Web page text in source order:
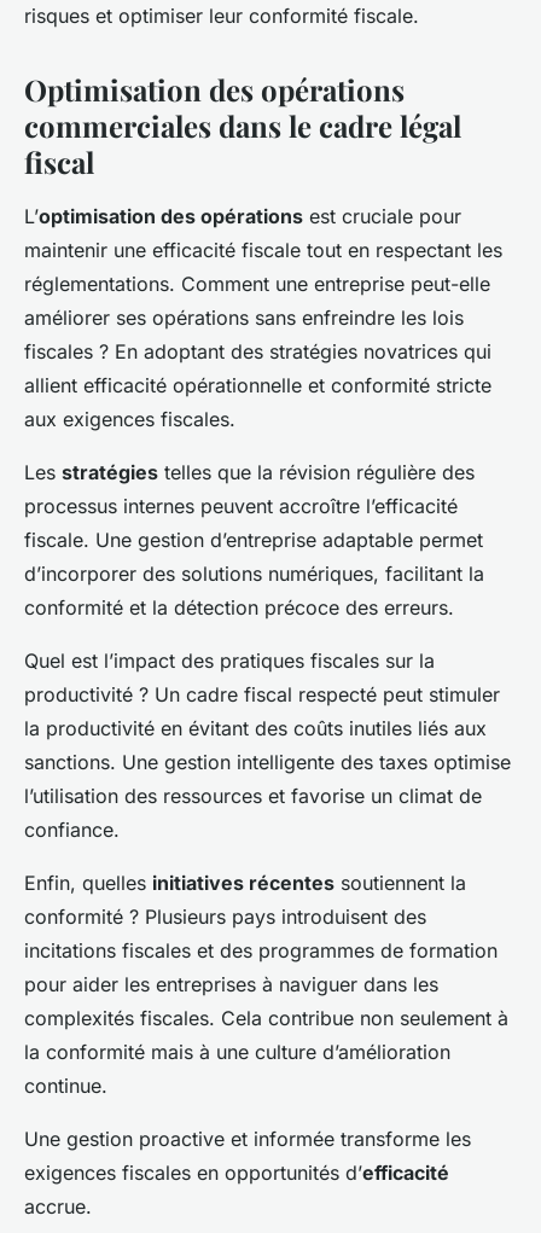
risques et optimiser leur conformité fiscale.
Optimisation des opérations
commerciales dans le cadre légal
fiscal
L’optimisation des opérations est cruciale pour
maintenir une efficacité fiscale tout en respectant les
réglementations. Comment une entreprise peut-elle
améliorer ses opérations sans enfreindre les lois
fiscales ? En adoptant des stratégies novatrices qui
allient efficacité opérationnelle et conformité stricte
aux exigences fiscales.
Les stratégies telles que la révision régulière des
processus internes peuvent accroître l’efficacité
fiscale. Une gestion d’entreprise adaptable permet
d’incorporer des solutions numériques, facilitant la
conformité et la détection précoce des erreurs.
Quel est l’impact des pratiques fiscales sur la
productivité ? Un cadre fiscal respecté peut stimuler
la productivité en évitant des coûts inutiles liés aux
sanctions. Une gestion intelligente des taxes optimise
l’utilisation des ressources et favorise un climat de
confiance.
Enfin, quelles initiatives récentes soutiennent la
conformité ? Plusieurs pays introduisent des
incitations fiscales et des programmes de formation
pour aider les entreprises à naviguer dans les
complexités fiscales. Cela contribue non seulement à
la conformité mais à une culture d’amélioration
continue.
Une gestion proactive et informée transforme les
exigences fiscales en opportunités d’efficacité
accrue.